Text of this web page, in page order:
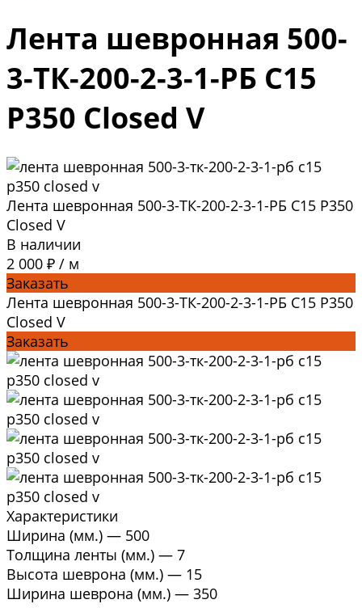
Лента шевронная 500-
3-ТК-200-2-3-1-РБ C15
P350 Closed V
Лента шевронная 500-3-ТК-200-2-3-1-РБ C15 P350
Closed V
В наличии
2 000 ₽ / м
Заказать
Лента шевронная 500-3-ТК-200-2-3-1-РБ C15 P350
Closed V
Заказать
Характеристики
Ширина (мм.) — 500
Толщина ленты (мм.) — 7
Высота шеврона (мм.) — 15
Ширина шеврона (мм.) — 350